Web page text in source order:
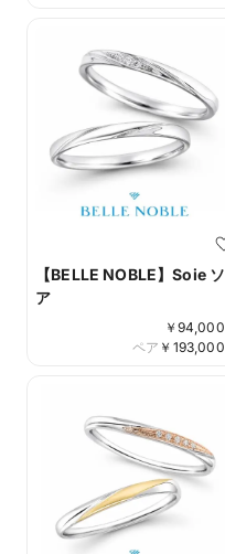
【BELLE NOBLE】Soie ソ
ア
￥ 94,000
￥ 193,000
ペア